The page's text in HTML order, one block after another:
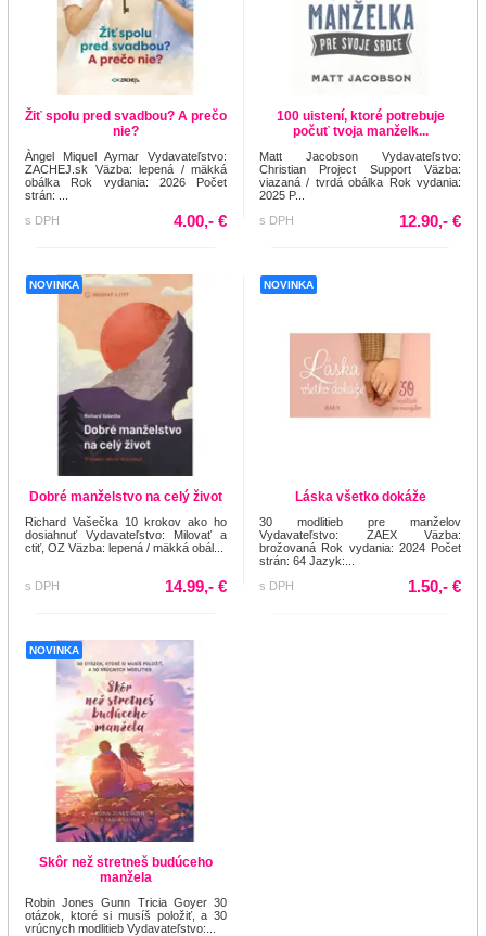
Žiť spolu pred svadbou? A prečo
nie?
Àngel Miquel Aymar Vydavateľstvo:
ZACHEJ.sk Väzba: lepená / mäkká
obálka Rok vydania: 2026 Počet
strán: ...
s DPH
4.00,- €
100 uistení, ktoré potrebuje
počuť tvoja manželk...
Matt Jacobson Vydavateľstvo:
Christian Project Support Väzba:
viazaná / tvrdá obálka Rok vydania:
2025 P...
s DPH
12.90,- €
NOVINKA
Dobré manželstvo na celý život
Richard Vašečka 10 krokov ako ho
dosiahnuť Vydavateľstvo: Milovať a
ctiť, OZ Väzba: lepená / mäkká obál...
s DPH 14.99,- €
NOVINKA
Láska všetko dokáže
30 modlitieb pre manželov
Vydavateľstvo: ZAEX Väzba:
brožovaná Rok vydania: 2024 Počet
strán: 64 Jazyk:...
s DPH
1.50,- €
NOVINKA
Skôr než stretneš budúceho
manžela
Robin Jones Gunn Tricia Goyer 30
otázok, ktoré si musíš položiť, a 30
vrúcnych modlitieb Vydavateľstvo:...